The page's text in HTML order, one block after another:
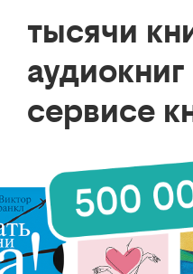
тысячи
аудиокниг
сервисе